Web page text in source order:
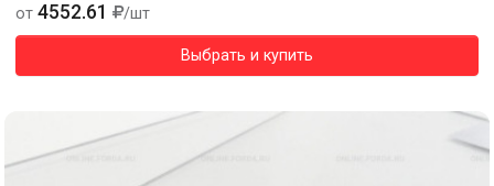
от 4552.61 /шт
Выбрать и купить